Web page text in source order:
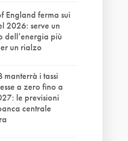
England ferma sui
2026: serve un
dell’energia più
un rialzo
manterrà i tassi
a zero fino a
le previsioni
centrale